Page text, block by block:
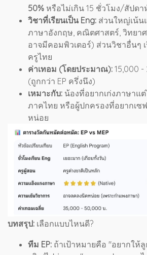
50% หรือไม่เกิน 15 ชั่วโมง/สัปดา
วิชาที่เรียนเป็น Eng: ส่วนใหญ่เน้น
ภาษาอังกฤษ, คณิตศาสตร์, วิทยาศ
อาจมีคอมพิวเตอร์) ส่วนวิชาอื่นๆ
ครูไทย
ค่าเทอม (โดยประมาณ): 15,000
(ถูกกว่า EP ครึ่งนึง)
เหมาะกับ: น้องที่อยากเก่งภาษาแ
ภาคไทย หรือผู้ปกครองที่อยากเซ
หน่อย
บทสรุป: เลือกแบบไหนดี?
ทีม EP: ถ้าเป้าหมายคือ "อยากให้